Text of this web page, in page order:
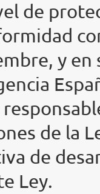
de
y
de la
de
Ley.